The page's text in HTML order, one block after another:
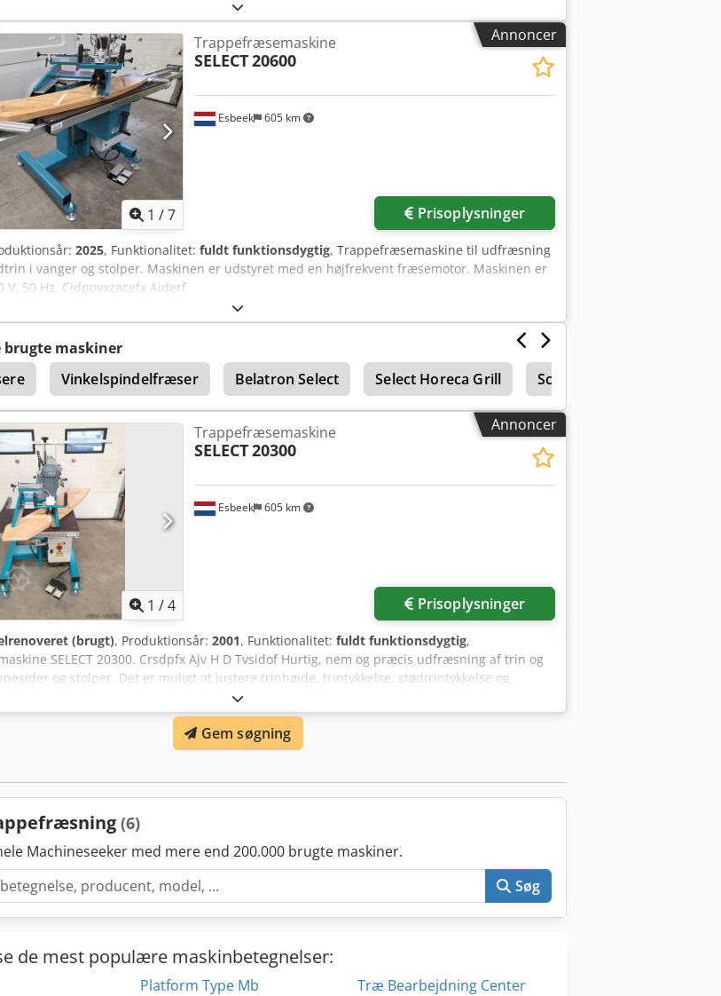
stationær maskine Indstilling: programstyring Laserretningslys: enkel laser CE-mærket: ja
Aidsrf Vægt ca. kg: 2.250 Tilgængelighed: kortfristet, fra lokation Maskinen er fuldt
Sælges grundet ny 5-akset CNC Billeder kan fremsendes senere. Instruktion gives ved
svært) Fræsning af trappeløb mulig på 1 time pr. trappe. Lange vanger, op til 470 cm, kan
problemer. 4 trykbjælker medfølger Indstilling af sned, trindybde og stigning (alt
minut) – så er man i gang. Maskinen skifter automatisk fra trin til trin. Som nødfaldfæser
vist sig at være helt i top.
Annoncer
1 /7
Esbeek 605 km
Trappefræsemaskine
SELECT20600
Prisoplysninger
2025, Funktionalitet: fuldt funktionsdygtig, Trappefræsemaskine til udfræsning
i vanger og stolper. Maskinen er udstyret med en højfrekvent fræsemotor. Maskinen er
V, 50 Hz. Cjdpoyxzacefx Aiderf
brugte maskiner
Vinkelspindelfræser Belatron Select Select Horeca Grill Scheer
Annoncer
1 /4
Esbeek 605 km
Trappefræsemaskine
SELECT20300
Prisoplysninger
(brugt), Produktionsår: 2001, Funktionalitet: fuldt funktionsdygtig,
SELECT 20300. Crsdpfx Ajv H D Tvsidof Hurtig, nem og præcis udfræsning af trin og
og stolper. Det er muligt at justere trinhøjde, trintykkelse, stødtrintykkelse og
samt trinforkant. Maskinen er totalrenoveret og er i teknisk ny stand. Nylakeret.
Gem søgning
(6)
Machineseeker med mere end 200.000 brugte maskiner.
Søg
de mest populære maskinbetegnelser:
Platform Type Mb
Træ Bearbejdning Center